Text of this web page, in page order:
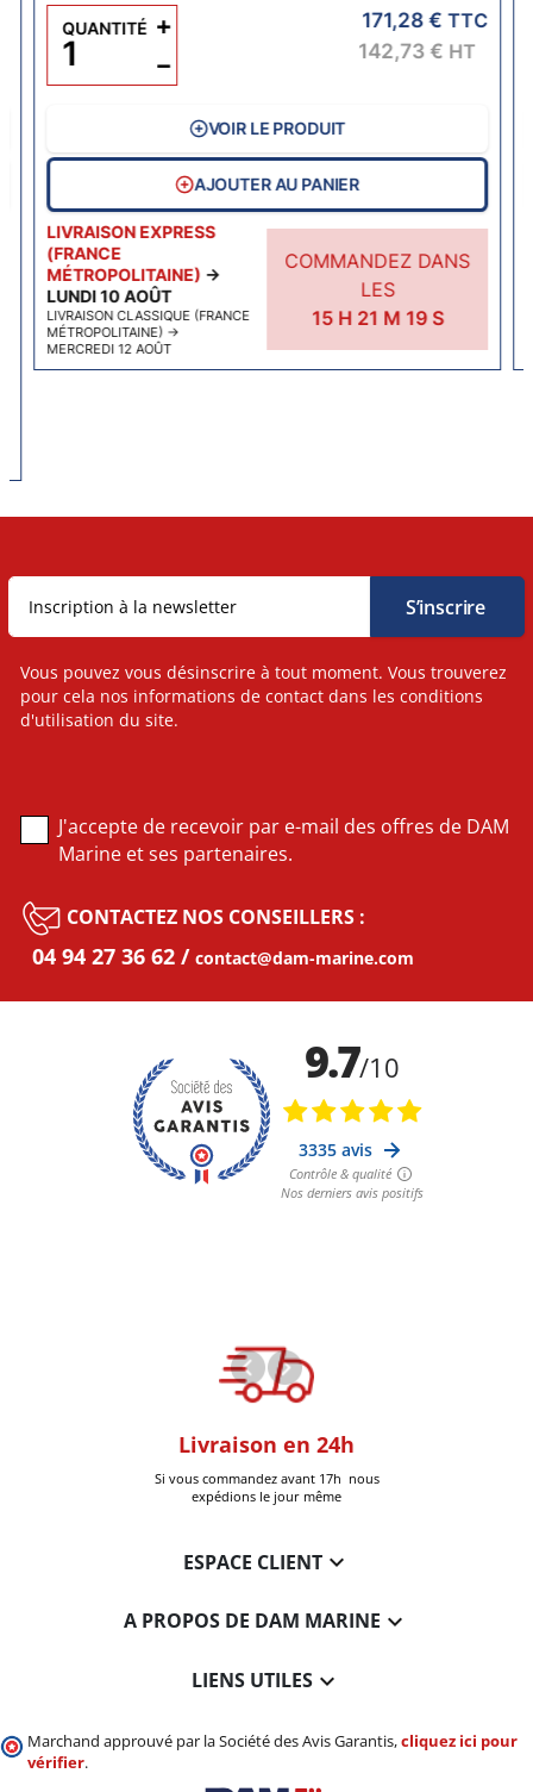
LIVRAISON EXPRESS
(FRANCE
MÉTROPOLITAINE) →
LUNDI 10 AOÛT
LIVRAISON CLASSIQUE (FRANCE
MÉTROPOLITAINE) →
MERCREDI 12 AOÛT
COMMANDEZ DANS
LES
15H 21 M 18S
171,28 € TTC
142,73 € HT
QUANTITÉ
−
+
VOIR LE PRODUIT
AJOUTER AU PANIER
Livraison en 24h
Si vous commandez avant 17h nous
expédions le jour même
Vous pouvez vous désinscrire à tout moment. Vous trouverez
pour cela nos informations de contact dans les conditions
d'utilisation du site.
J'accepte de recevoir par e-mail des offres de DAM
Marine et ses partenaires.
CONTACTEZ NOS CONSEILLERS :
04 94 27 36 62 contact@dam-marine.com
ESPACE CLIENT
A PROPOS DE DAM MARINE 
LIENS UTILES 
Marchand approuvé par la Société des Avis Garantis,cliquez ici pour
vérifier.